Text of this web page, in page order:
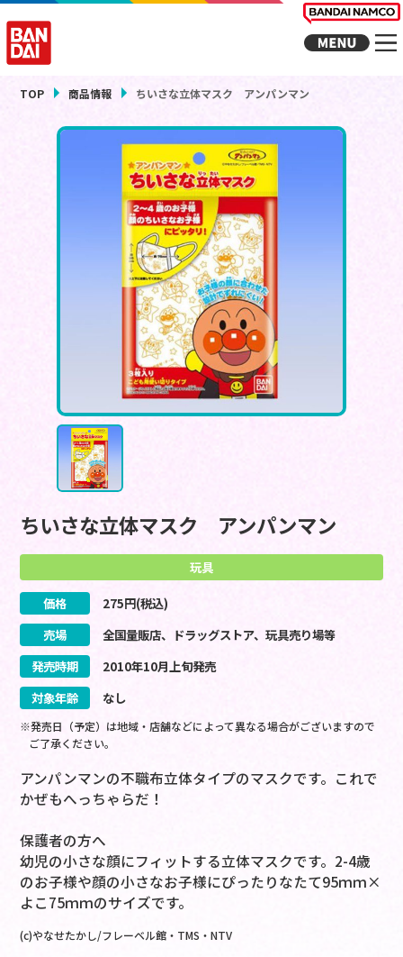
TOP 商品情報 ちいさな立体マスク アンパンマン
ちいさな立体マスク アンパンマン
玩具
価格 275円(税込)
売場
全国量販店、ドラッグストア、玩具売り場等
発売時期
2010年10月上旬発売
対象年齢
なし
※発売日（予定）は地域・店舗などによって異なる場合がございますので
ご了承ください。
アンパンマンの不職布立体タイプのマスクです。これで
かぜもへっちゃらだ！
保護者の方へ
幼児の小さな顔にフィットする立体マスクです。2-4歳
のお子様や顔の小さなお子様にぴったりなたて95ｍｍ×
よこ75ｍｍのサイズです。
(c)やなせたかし/フレーベル館・TMS・NTV